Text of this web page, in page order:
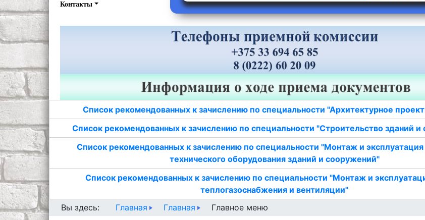
Контакты
Список рекомендованных к зачислению по специальности "Архитектурное
Список рекомендованных к зачислению по специальности "Строительство зданий
Список рекомендованных к зачислению по специальности "Монтаж и эксплуатация
технического оборудования зданий и сооружений"
Список рекомендованных к зачислению по специальности "Монтаж и
теплогазоснабжения и вентиляции"
Вы здесь:
Главная Главная Главное меню